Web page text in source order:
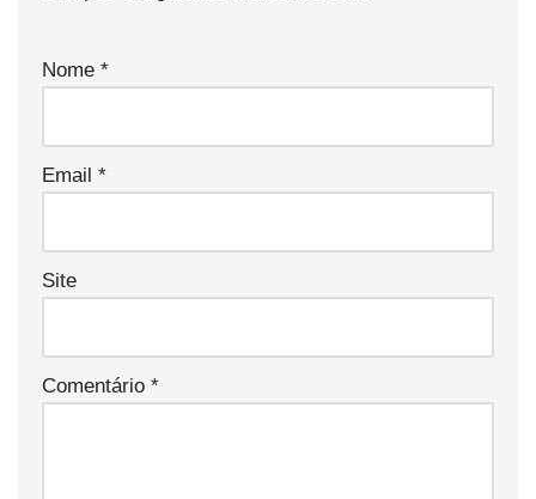
Nome *
Email *
Site
Comentário *